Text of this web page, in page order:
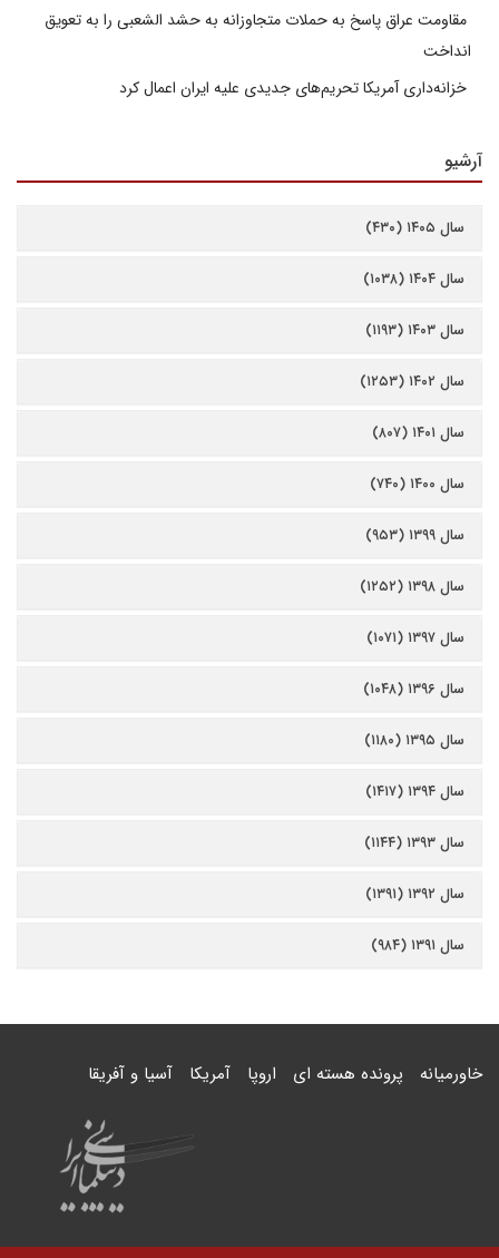
مقاومت عراق پاسخ به حملات متجاوزانه به حشد الشعبی را به تعویق
انداخت
خزانه‌داری آمریکا تحریم‌های جدیدی علیه ایران اعمال کرد
آرشیو
سال ۱۴۰۵ (۴۳۰)
سال ۱۴۰۴ (۱۰۳۸)
سال ۱۴۰۳ (۱۱۹۳)
سال ۱۴۰۲ (۱۲۵۳)
سال ۱۴۰۱ (۸۰۷)
سال ۱۴۰۰ (۷۴۰)
سال ۱۳۹۹ (۹۵۳)
سال ۱۳۹۸ (۱۲۵۲)
سال ۱۳۹۷ (۱۰۷۱)
سال ۱۳۹۶ (۱۰۴۸)
سال ۱۳۹۵ (۱۱۸۰)
سال ۱۳۹۴ (۱۴۱۷)
سال ۱۳۹۳ (۱۱۴۴)
سال ۱۳۹۲ (۱۳۹۱)
سال ۱۳۹۱ (۹۸۴)
خاورمیانه پرونده هسته ای اروپا آمریکا آسیا و آفریقا